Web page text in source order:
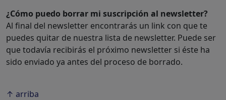
¿Cómo puedo borrar mi suscripción al newsletter?
Al final del newsletter encontrarás un link con que te
puedes quitar de nuestra lista de newsletter. Puede ser
que todavía recibirás el próximo newsletter si éste ha
sido enviado ya antes del proceso de borrado.
↑ arriba